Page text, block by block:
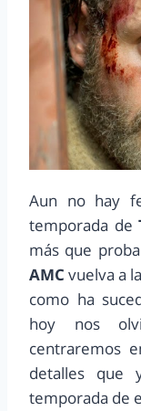
Aun no hay
temporada de
más que
AMC vuelva a
como ha
hoy nos
centraremos
detalles que
temporada de